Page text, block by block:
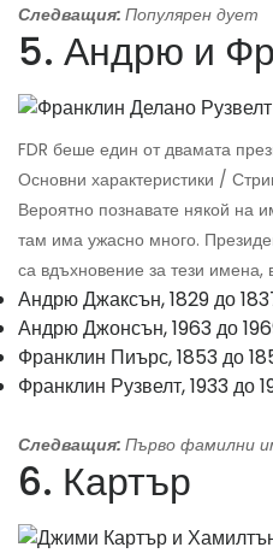
Следващия: Популярен дует
5. Андрю и
FDR беше един от двамата
Основни характеристики /
Вероятно познавате някой на
там има ужасно много.
са вдъхновение за тези имена,
Андрю Джаксън, 1829 до
Андрю Джонсън, 1963 до
Франклин Пиърс, 1853 до
Франклин Рузвелт, 1933 до
Следващия: Първо фамилни
6. Картър